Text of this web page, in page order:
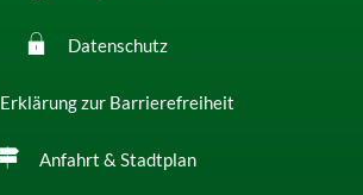
Datenschutz
Erklärung zur Barrierefreiheit
Anfahrt & Stadtplan